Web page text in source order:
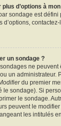
d’options à
sondage est défini
d’options, contactez-
un sondage ?
ne peuvent
un administrateur.
du premier
sondage). Si
le sondage.
peuvent le
les intitulés